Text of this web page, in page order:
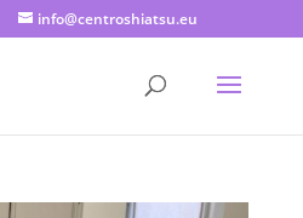
info@centroshiatsu.eu